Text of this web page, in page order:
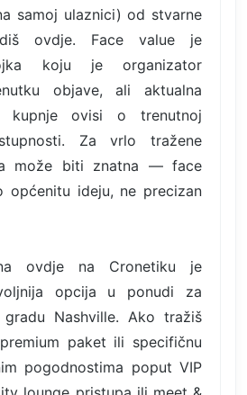
samoj ulaznici) od stvarne
ovdje. Face value je
koju je organizator
objave, ali aktualna
kupnje ovisi o trenutnoj
Za vrlo tražene
može biti znatna — face
općenitu ideju, ne precizan
ovdje na Cronetiku je
opcija u ponudi za
Nashville. Ako tražiš
paket ili specifičnu
pogodnostima poput VIP